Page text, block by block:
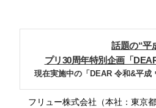
話題の“平
プリ30周年特別企画「
現在実施中の「DEAR 令和&平成
フリュー株式会社（本社：東京